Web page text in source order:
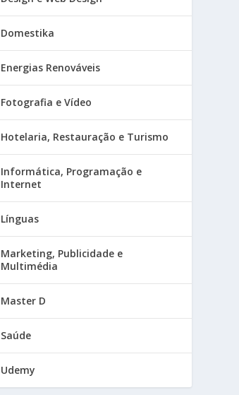
Domestika
Energias Renováveis
Fotografia e Vídeo
Hotelaria, Restauração e Turismo
Informática, Programação e
Internet
Línguas
Marketing, Publicidade e
Multimédia
Master D
Saúde
Udemy